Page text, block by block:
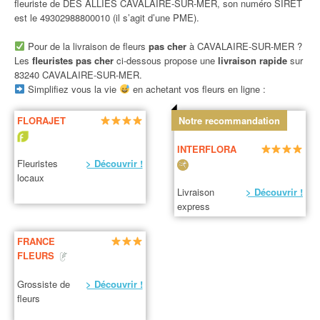
fleuriste de DES ALLIES CAVALAIRE-SUR-MER, son numéro SIRET
est le 49302988800010 (il s’agit d’une PME).
Pour de la livraison de fleurs pas cherà CAVALAIRE-SUR-MER ?
Les fleuristes pas cher ci-dessous propose une livraison rapide sur
83240 CAVALAIRE-SUR-MER.
Simplifiez vous la vie
en achetant vos fleurs en ligne :
FLORAJET
Fleuristes
locaux
> Découvrir !
Notre recommandation
INTERFLORA
Livraison
express
> Découvrir !
FRANCE
FLEURS
Grossiste de
fleurs
> Découvrir !